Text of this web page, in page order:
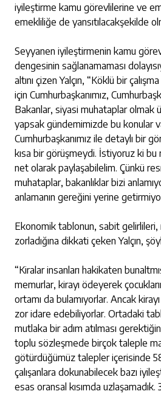
iyileştirme kamu görevlilerine ve
emekliliğe de yansıtılacakşekilde
Seyyanen iyileştirmenin kamu
dengesinin sağlanamaması
altını çizen Yalçın, “Köklü bir
için Cumhurbaşkanımız,
Bakanlar, siyasi muhataplar olmak
yapsak gündemimizde bu konular
Cumhurbaşkanımız ile detaylı bir
kısa bir görüşmeydi. İstiyoruz ki
net olarak paylaşabilelim. Çünkü
muhataplar, bakanlıklar bizi
anlamanın gereğini yerine
Ekonomik tablonun, sabit gelirlileri,
zorladığına dikkati çeken Yalçın,
“Kiralar insanları hakikaten
memurlar, kirayı ödeyerek
ortamı da bulamıyorlar. Ancak
zor idare edebiliyorlar. Ortadaki
mutlaka bir adım atılması
toplu sözleşmede birçok taleple
götürdüğümüz talepler içerisinde
çalışanlara dokunabilecek bazı
esas oransal kısımda